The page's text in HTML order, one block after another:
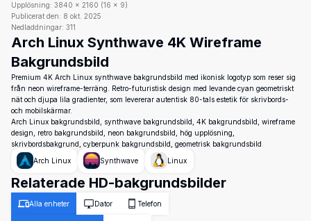
Upplösning: 3840 × 2160 (16 × 9)
Publicerat den: 8 okt. 2025
Nedladdningar: 311
Arch Linux Synthwave 4K Wireframe
Bakgrundsbild
Premium 4K Arch Linux synthwave bakgrundsbild med ikonisk logotyp som reser sig
från neon wireframe-terräng. Retro-futuristisk design med levande cyan geometriskt
nät och djupa lila gradienter, som levererar autentisk 80-tals estetik för skrivbords-
och mobilskärmar.
Arch Linux bakgrundsbild, synthwave bakgrundsbild, 4K bakgrundsbild, wireframe
design, retro bakgrundsbild, neon bakgrundsbild, hög upplösning,
skrivbordsbakgrund, cyberpunk bakgrundsbild, geometrisk bakgrundsbild
Arch Linux
Synthwave Linux
Relaterade HD-bakgrundsbilder
Alla enheter Dator Telefon